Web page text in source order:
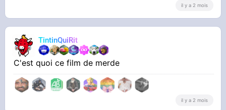
il y a 2 mois
TintinQuiRit
C'est quoi ce film de merde
il y a 2 mois